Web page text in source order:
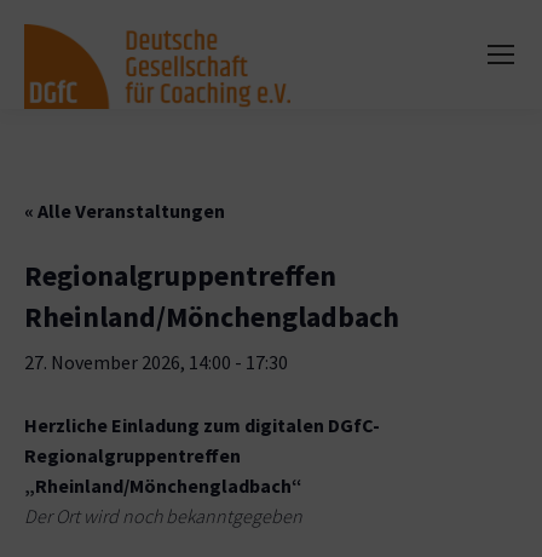
« Alle Veranstaltungen
Regionalgruppentreffen
Rheinland/Mönchengladbach
27. November 2026, 14:00 - 17:30
Herzliche Einladung zum digitalen DGfC-
Regionalgruppentreffen
„Rheinland/Mönchengladbach“
Der Ort wird noch bekanntgegeben